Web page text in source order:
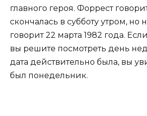
главного героя. Форрест
скончалась в субботу утром, но
говорит 22 марта 1982 года. Если
вы решите посмотреть день
дата действительно была, вы
был понедельник.